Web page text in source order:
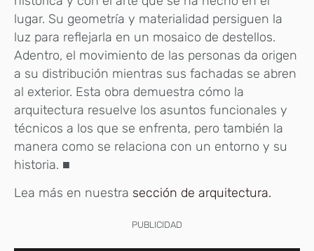
lugar. Su geometría y materialidad persiguen la
luz para reflejarla en un mosaico de destellos.
Adentro, el movimiento de las personas da origen
a su distribución mientras sus fachadas se abren
al exterior. Esta obra demuestra cómo la
arquitectura resuelve los asuntos funcionales y
técnicos a los que se enfrenta, pero también la
manera como se relaciona con un entorno y su
historia. ■
Lea más en nuestra sección de arquitectura.
PUBLICIDAD